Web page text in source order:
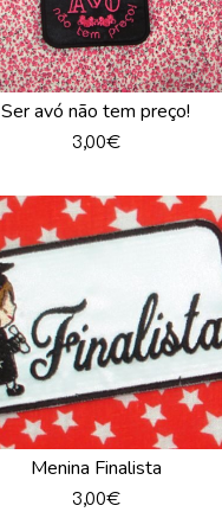
Ser avó não tem preço!
3,00€
Menina Finalista
3,00€